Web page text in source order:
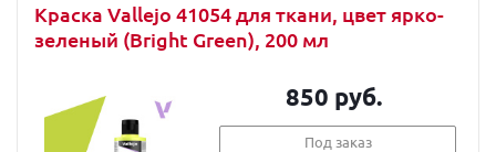
Краска Vallejo 41054 для ткани, цвет ярко-
зеленый (Bright Green), 200 мл
850 руб.
Под заказ